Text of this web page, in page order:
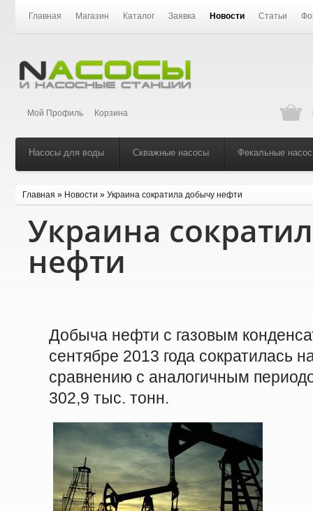
Главная Магазин Каталог Заявка Новости Статьи
Мой Профиль Корзина
Насосы для воды Скважные насосы Фекальные
Главная » Новости » Украина сократила добычу нефти
Украина
нефти
Добыча нефти с газовым
сентябре 2013 года сократилась
сравнению с аналогичным
302,9 тыс. тонн.